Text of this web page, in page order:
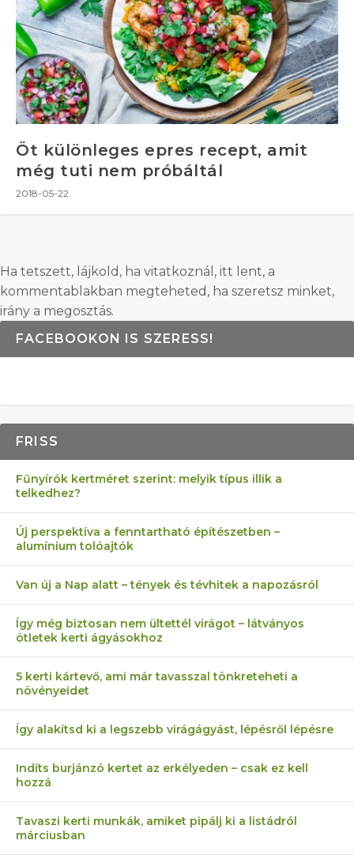
Öt különleges epres recept, amit
még tuti nem próbáltál
2018-05-22
Ha tetszett, lájkold, ha vitatkoznál, itt lent, a
kommentablakban megteheted, ha szeretsz minket,
irány a megosztás.
FACEBOOKON IS SZERESS!
FRISS
Fűnyírók kertméret szerint: melyik típus illik a
telkedhez?
Új perspektíva a fenntartható építészetben –
alumínium tolóajtók
Van új a Nap alatt – tények és tévhitek a napozásról
Így még biztosan nem ültettél virágot – látványos
ötletek kerti ágyásokhoz
5 kerti kártevő, ami már tavasszal tönkreteheti a
növényeidet
Így alakítsd ki a legszebb virágágyást, lépésről lépésre
Indíts burjánzó kertet az erkélyeden – csak ez kell
hozzá
Tavaszi kerti munkák, amiket pipálj ki a listádról
márciusban